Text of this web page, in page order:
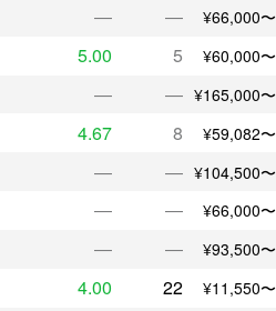
― ― ¥66,000〜
5.00 5 ¥60,000〜
― ― ¥165,000〜
4.67 8 ¥59,082〜
― ― ¥104,500〜
― ― ¥66,000〜
― ― ¥93,500〜
4.00 22 ¥11,550〜